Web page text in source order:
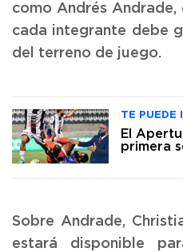
como Andrés
cada integrante debe
del terreno de juego.
TE PUEDE
El
primera
Sobre Andrade,
estará disponible